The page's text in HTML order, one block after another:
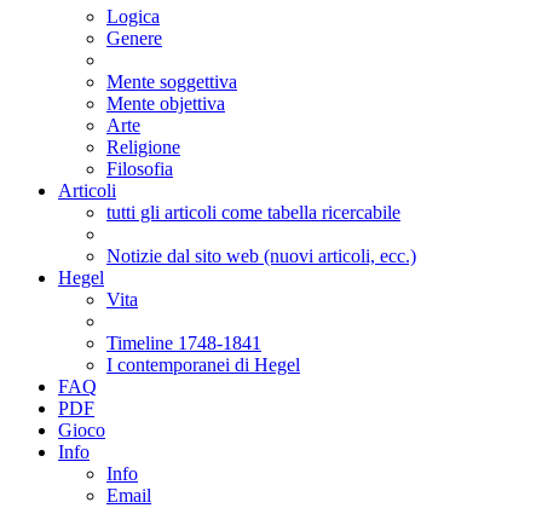
Logica
Genere
Mente soggettiva
Mente objettiva
Arte
Religione
Filosofia
Articoli
tutti gli articoli come tabella ricercabile
Notizie dal sito web (nuovi articoli, ecc.)
Hegel
Vita
Timeline 1748-1841
I contemporanei di Hegel
FAQ
PDF
Gioco
Info
Info
Email